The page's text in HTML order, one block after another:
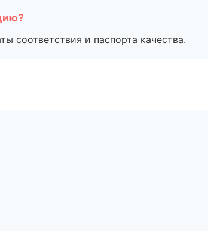
соответствия и паспорта качества.